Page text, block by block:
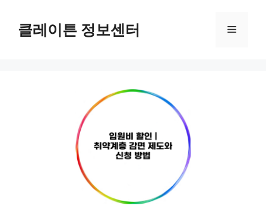
클레이튼 정보센터 메